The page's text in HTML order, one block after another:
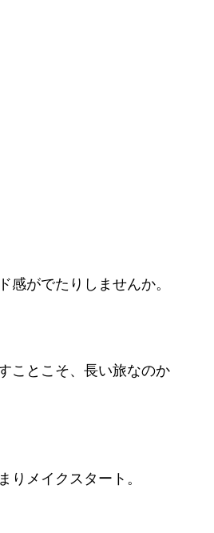
感がでたりしませんか。
ことこそ、長い旅なのか
メイクスタート。